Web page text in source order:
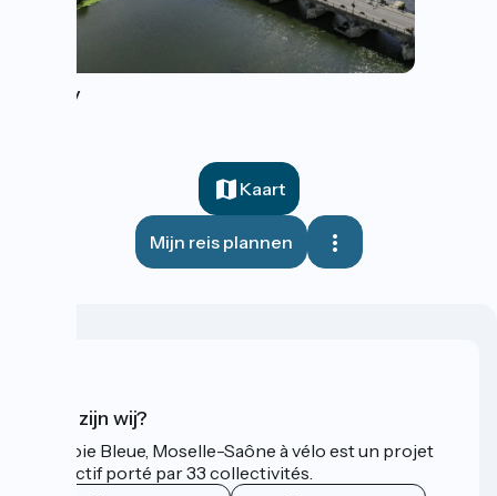
Gray
Kaart
Mijn reis plannen
Wie zijn wij?
La Voie Bleue, Moselle-Saône à vélo est un projet
collectif porté par 33 collectivités.